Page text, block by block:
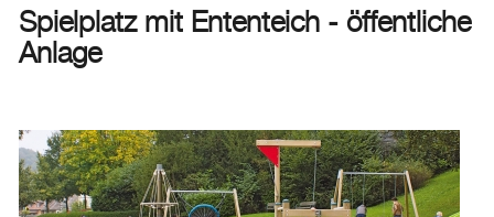
Verwaltung & Politik
Aktuelles
Burgdorf baut
Spielplatz mit Ententeich - öffentliche
Anlage